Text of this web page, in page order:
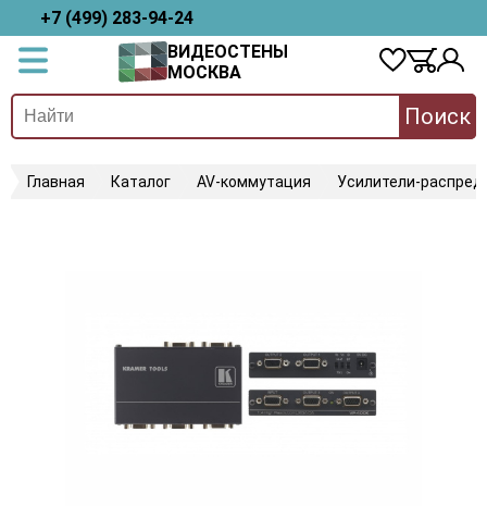
+7 (499) 283-94-24
ВИДЕОСТЕНЫ
МОСКВА
Поиск
Главная Каталог AV-коммутация Усилители-